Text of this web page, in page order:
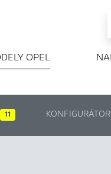
OPEL
11 KONFIGURÁTOR